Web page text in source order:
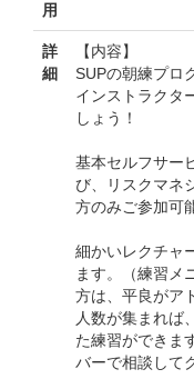
用
詳
細
【内容】
SUPの朝練プロ
インストラクタ
しょう！
基本セルフサー
び、リスクマネ
方のみご参加可
細かいレクチャ
ます。（練習メ
方は、平良がア
人数が集まれば
た練習ができま
バーで相談して